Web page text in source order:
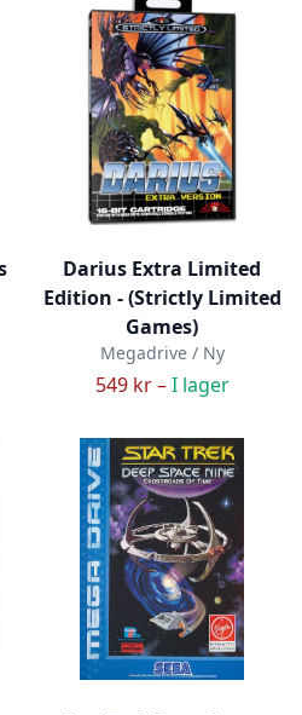
Darius Extra Limited
Edition - (Strictly Limited
Games)
Megadrive / Ny
549 kr –I lager